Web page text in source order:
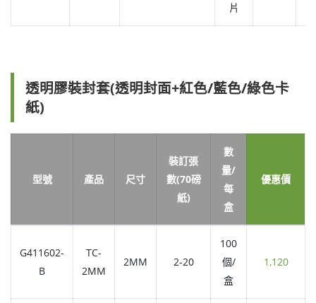
片
透明膠裝封套(透明封面+紅色/藍色/綠色卡
紙)
型號 產品 尺寸
裝訂張
數(70磅
紙)
數
量/
每
盒
優惠價
G411602-
B
TC-
2MM
2MM 2-20
100
個/
盒
1,120